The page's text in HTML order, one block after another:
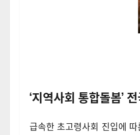
‘지역사회 통합돌봄’
급속한 초고령사회 진입에